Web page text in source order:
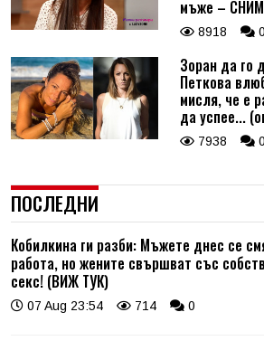
мъже –
8918 0
Зоран да го
Петкова
мисля, че е
да успее...
7938 0
ПОСЛЕДНИ
Кобилкина ги разби: Мъжете днес се
работа, но жените свършват със
секс! (ВИЖ ТУК)
07 Aug 23:54 714 0